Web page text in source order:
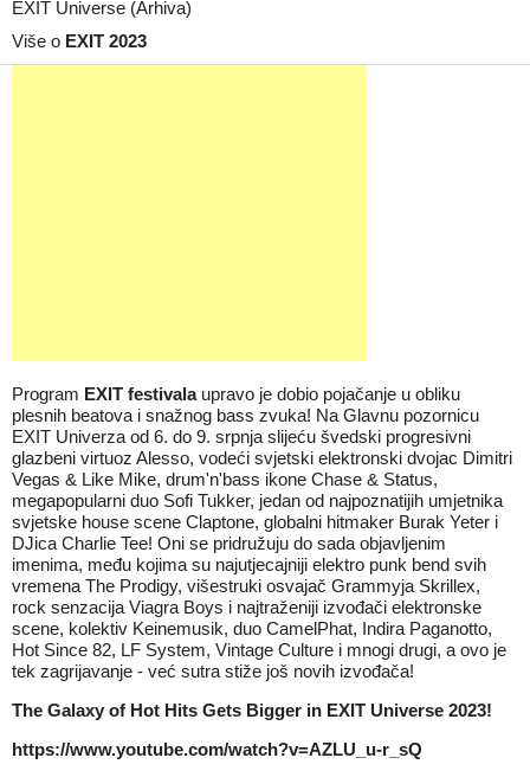
EXIT Universe (Arhiva)
Više o EXIT 2023
Program EXIT festivalaupravo je dobio pojačanje u obliku
plesnih beatova i snažnog bass zvuka! Na Glavnu pozornicu
EXIT Univerza od 6. do 9. srpnja slijeću švedski progresivni
glazbeni virtuoz Alesso, vodeći svjetski elektronski dvojac Dimitri
Vegas & Like Mike, drum'n'bass ikone Chase & Status,
megapopularni duo Sofi Tukker, jedan od najpoznatijih umjetnika
svjetske house scene Claptone, globalni hitmaker Burak Yeter i
DJica Charlie Tee! Oni se pridružuju do sada objavljenim
imenima, među kojima su najutjecajniji elektro punk bend svih
vremena The Prodigy, višestruki osvajač Grammyja Skrillex,
rock senzacija Viagra Boys i najtraženiji izvođači elektronske
scene, kolektiv Keinemusik, duo CamelPhat, Indira Paganotto,
Hot Since 82, LF System, Vintage Culture i mnogi drugi, a ovo je
tek zagrijavanje - već sutra stiže još novih izvođača!
The Galaxy of Hot Hits Gets Bigger in EXIT Universe 2023!
https://www.youtube.com/watch?v=AZLU_u-r_sQ